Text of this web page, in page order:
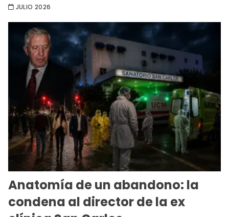
JULIO 2026
Anatomía de un abandono: la
condena al director de la ex